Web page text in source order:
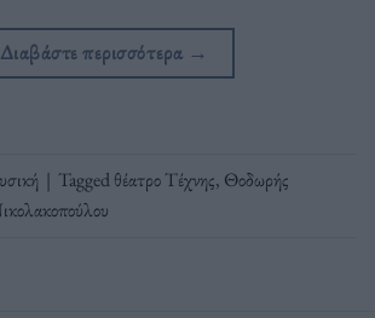
Διαβάστε περισσότερα →
| Taggedθέατρο Τέχνης, Θοδωρής